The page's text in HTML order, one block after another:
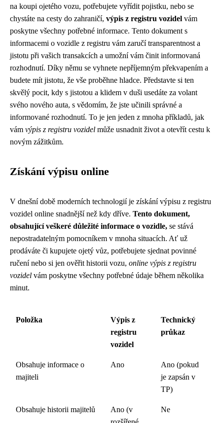
na koupi ojetého vozu, potřebujete vyřídit pojistku, nebo se
chystáte na cesty do zahraničí, výpis z registru vozidel vám
poskytne všechny potřebné informace. Tento dokument s
informacemi o vozidle z registru vám zaručí transparentnost a
jistotu při vašich transakcích a umožní vám činit informovaná
rozhodnutí. Díky němu se vyhnete nepříjemným překvapením a
budete mít jistotu, že vše proběhne hladce. Představte si ten
skvělý pocit, kdy s jistotou a klidem v duši usedáte za volant
svého nového auta, s vědomím, že jste učinili správné a
informované rozhodnutí. To je jen jeden z mnoha příkladů, jak
vám výpis z registru vozidel může usnadnit život a otevřít cestu k
novým zážitkům.
Získání výpisu online
V dnešní době moderních technologií je získání výpisu z registru
vozidel online snadnější než kdy dříve. Tento dokument,
obsahující veškeré důležité informace o vozidle, se stává
nepostradatelným pomocníkem v mnoha situacích. Ať už
prodáváte či kupujete ojetý vůz, potřebujete sjednat povinné
ručení nebo si jen ověřit historii vozu, online výpis z registru
vozidel vám poskytne všechny potřebné údaje během několika
minut.
Položka
Výpis z
registru
vozidel
Technický
průkaz
Obsahuje informace o
majiteli
Ano
Ano (pokud
je zapsán v
TP)
Obsahuje historii majitelů
Ano (v
Ne